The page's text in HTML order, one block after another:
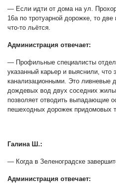
— Если идти от дома на ул.
16а по тротуарной дорожке, то
что-то льётся.
Администрация отвечает:
— Профильные специалисты
указанный карьер и выяснили, что
канализационными. Это ливневые
дождевых вод двух соседних
позволяет отводить выпадающие
пешеходных дорожек придомовых
Галина Ш.:
— Когда в Зеленоградске
Администрация отвечает: